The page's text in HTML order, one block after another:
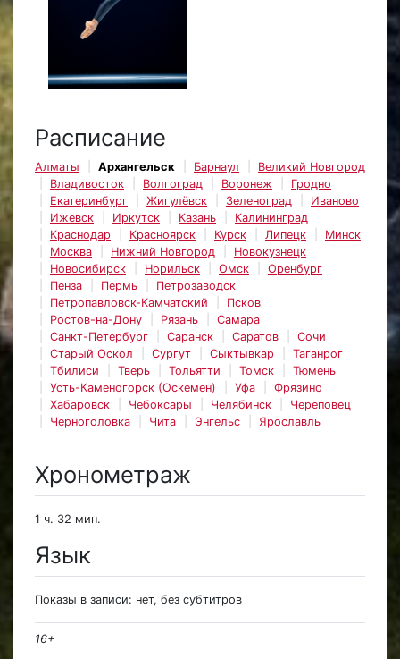
Расписание
Алматы Архангельск Барнаул
Великий Новгород
Владивосток
Волгоград Воронеж
Гродно
Екатеринбург
Жигулёвск Зеленоград
Иваново
Ижевск
Иркутск Казань
Калининград
Краснодар
Красноярск Курск Липецк
Минск
Москва
Нижний Новгород
Новокузнецк
Новосибирск
Норильск Омск
Оренбург
Пенза
Пермь
Петрозаводск
Петропавловск-Камчатский
Псков
Ростов-на-Дону
Рязань
Самара
Санкт-Петербург
Саранск Саратов
Сочи
Старый Оскол
Сургут Сыктывкар
Таганрог
Тбилиси
Тверь Тольятти Томск
Тюмень
Усть-Каменогорск (Оскемен)
Уфа
Фрязино
Хабаровск
Чебоксары Челябинск
Череповец
Черноголовка
Чита Энгельс Ярославль
Хронометраж
1 ч. 32 мин.
Язык
Показы в записи: нет, без субтитров
16+